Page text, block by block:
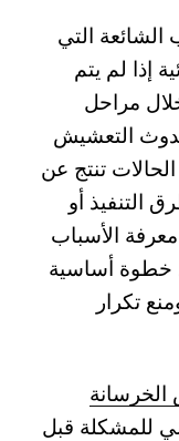
التي
إذا لم يتم
خلال مراحل
التعشيش
تنتج عن
التنفيذ أو
الأسباب
خطوة أساسية
تكرار
للمشكلة قبل